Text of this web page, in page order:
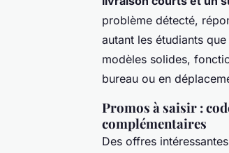
problème détecté,
autant les étudiants
modèles solides,
bureau ou en
Promos à saisir :
complémentaires
Des offres